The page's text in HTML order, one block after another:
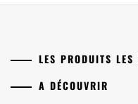
LES PRODUITS LES
A DÉCOUVRIR